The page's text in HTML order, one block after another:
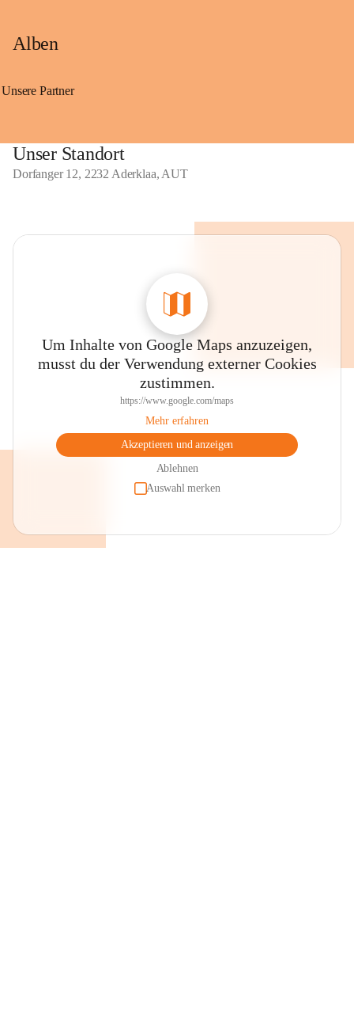
Alben
Unsere Partner
Unser Standort
Dorfanger 12, 2232 Aderklaa, AUT
Um Inhalte von Google Maps anzuzeigen,
musst du der Verwendung externer Cookies
zustimmen.
https://www.google.com/maps
Mehr erfahren
Akzeptieren und anzeigen
Ablehnen
Auswahl merken